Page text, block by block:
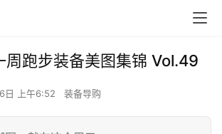
周跑步装备美图集锦 Vol.49
日 上午6:52 装备导购